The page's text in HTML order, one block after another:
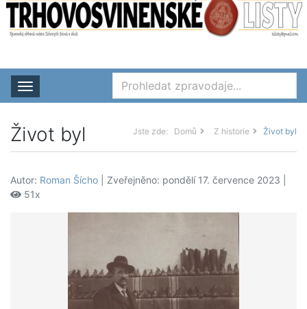
Rozbalit nabídku
Život byl Jste zde: Domů Z historie Život byl
Autor: Roman Šícho | Zveřejněno: pondělí 17. července 2023 |
51x